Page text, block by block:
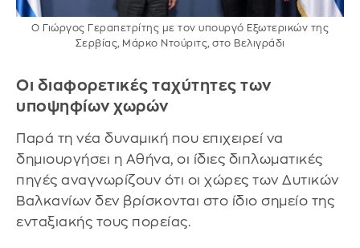
Ο Γιώργος Γεραπετρίτης με τον υπουργό Εξωτερικών της
Σερβίας, Μάρκο Ντούριτς, στο Βελιγράδι
Οι διαφορετικές ταχύτητες των
υποψηφίων χωρών
Παρά τη νέα δυναμική που επιχειρεί να
δημιουργήσει η Αθήνα, οι ίδιες διπλωματικές
πηγές αναγνωρίζουν ότι οι χώρες των Δυτικών
Βαλκανίων δεν βρίσκονται στο ίδιο σημείο της
ενταξιακής τους πορείας.